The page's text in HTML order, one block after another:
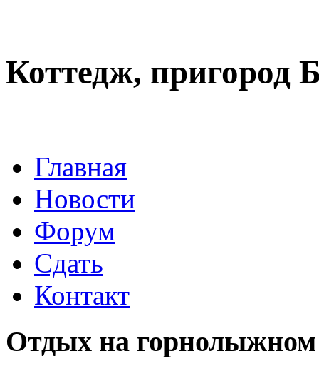
Коттедж, пригород
Главная
Новости
Форум
Сдать
Контакт
Отдых на горнолыжном